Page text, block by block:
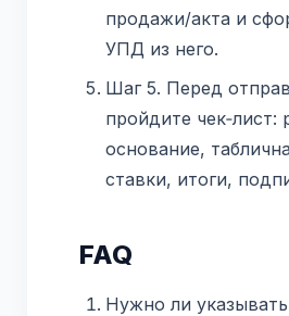
продажи/акта и
УПД из него.
Шаг 5. Перед
пройдите чек‑лист:
основание,
ставки, итоги,
FAQ
Нужно ли указывать